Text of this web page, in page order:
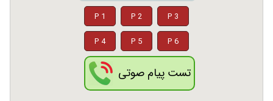
P 1
P 2
P 3
P 4
P 5 P 6
تست پیام صوتی